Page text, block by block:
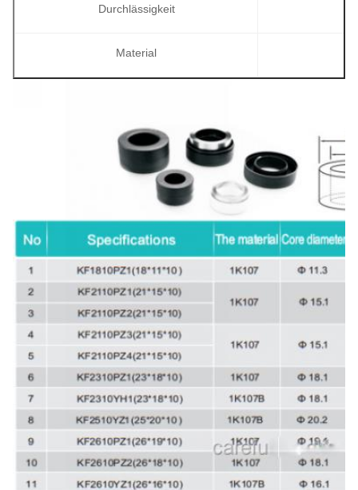
Durchlässigkeit
Material